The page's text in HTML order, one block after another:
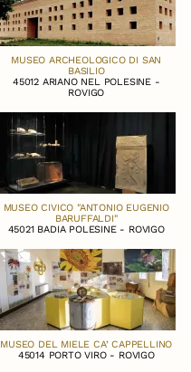
MUSEO ARCHEOLOGICO DI SAN
BASILIO
45012 ARIANO NEL POLESINE -
ROVIGO
MUSEO CIVICO "ANTONIO EUGENIO
BARUFFALDI"
45021 BADIA POLESINE - ROVIGO
MUSEO DEL MIELE CA’ CAPPELLINO
45014 PORTO VIRO - ROVIGO